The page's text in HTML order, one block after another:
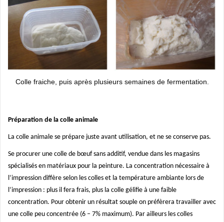
Colle fraiche, puis après plusieurs semaines de fermentation.
Préparation de la colle animale
La colle animale se prépare juste avant utilisation, et ne se conserve pas.
Se procurer une colle de bœuf sans additif, vendue dans les magasins
spécialisés en matériaux pour la peinture. La concentration nécessaire à
l’impression diffère selon les colles et la température ambiante lors de
l’impression : plus il fera frais, plus la colle gélifie à une faible
concentration. Pour obtenir un résultat souple on préfèrera travailler avec
une colle peu concentrée (6 – 7% maximum). Par ailleurs les colles